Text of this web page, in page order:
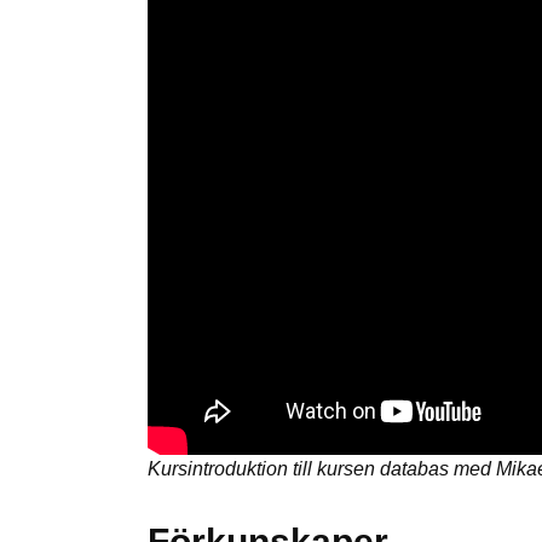
Kursintroduktion till kursen databas med